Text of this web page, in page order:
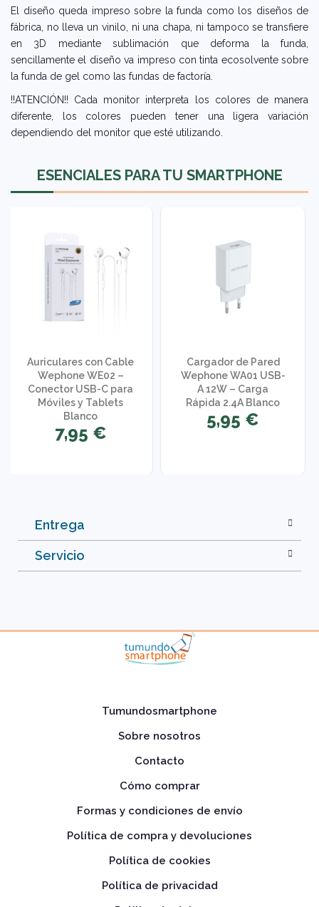
El diseño queda impreso sobre la funda como los diseños de
fábrica, no lleva un vinilo, ni una chapa, ni tampoco se transfiere
en 3D mediante sublimación que deforma la funda,
sencillamente el diseño va impreso con tinta ecosolvente sobre
la funda de gel como las fundas de factoría.
!!ATENCIÓN!! Cada monitor interpreta los colores de manera
diferente, los colores pueden tener una ligera variación
dependiendo del monitor que esté utilizando.
ESENCIALES PARA TU SMARTPHONE
Auriculares con Cable
Wephone WE02 –
Conector USB-C para
Móviles y Tablets
Blanco
7,95 €
Cargador de Pared
Wephone WA01 USB-
A 12W – Carga
Rápida 2.4A Blanco
5,95 €
Entrega
Servicio
Tumundosmartphone
Sobre nosotros
Contacto
Cómo comprar
Formas y condiciones de envío
Política de compra y devoluciones
Política de cookies
Política de privacidad